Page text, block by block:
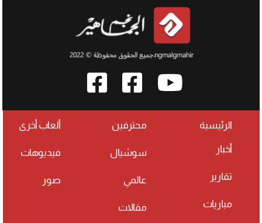
الرئيسية
أخبار
تقارير
مباريات
محترفين
سوشيال
عالمي
مقالات
ألعاب أخرى
فيديوهات
صور